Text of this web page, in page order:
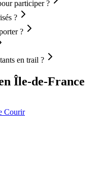
participer ?
?
?
en trail ?
Île-de-France
Courir